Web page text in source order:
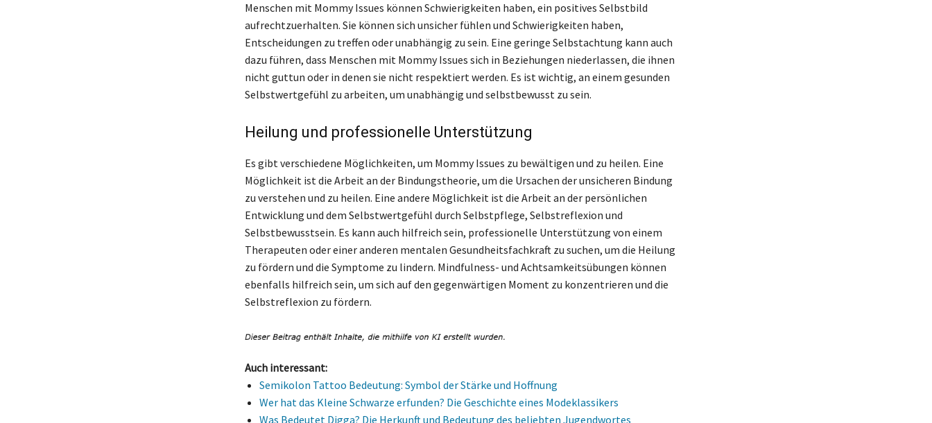
Menschen mit Mommy Issues können Schwierigkeiten haben, ein positives Selbstbild
aufrechtzuerhalten. Sie können sich unsicher fühlen und Schwierigkeiten haben,
Entscheidungen zu treffen oder unabhängig zu sein. Eine geringe Selbstachtung kann auch
dazu führen, dass Menschen mit Mommy Issues sich in Beziehungen niederlassen, die ihnen
nicht guttun oder in denen sie nicht respektiert werden. Es ist wichtig, an einem gesunden
Selbstwertgefühl zu arbeiten, um unabhängig und selbstbewusst zu sein.
Heilung und professionelle Unterstützung
Es gibt verschiedene Möglichkeiten, um Mommy Issues zu bewältigen und zu heilen. Eine
Möglichkeit ist die Arbeit an der Bindungstheorie, um die Ursachen der unsicheren Bindung
zu verstehen und zu heilen. Eine andere Möglichkeit ist die Arbeit an der persönlichen
Entwicklung und dem Selbstwertgefühl durch Selbstpflege, Selbstreflexion und
Selbstbewusstsein. Es kann auch hilfreich sein, professionelle Unterstützung von einem
Therapeuten oder einer anderen mentalen Gesundheitsfachkraft zu suchen, um die Heilung
zu fördern und die Symptome zu lindern. Mindfulness- und Achtsamkeitsübungen können
ebenfalls hilfreich sein, um sich auf den gegenwärtigen Moment zu konzentrieren und die
Selbstreflexion zu fördern.
Auch interessant:
Semikolon Tattoo Bedeutung: Symbol der Stärke und Hoffnung
Wer hat das Kleine Schwarze erfunden? Die Geschichte eines Modeklassikers
Was Bedeutet Digga? Die Herkunft und Bedeutung des beliebten Jugendwortes